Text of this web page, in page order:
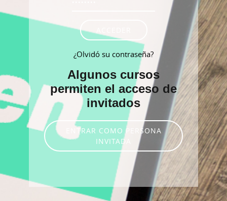
¿Olvidó su contraseña?
Algunos cursos
permiten el acceso de
invitados
ENTRAR COMO PERSONA
INVITADA